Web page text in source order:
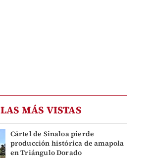
LAS MÁS VISTAS
Cártel de Sinaloa pierde
producción histórica de amapola
en Triángulo Dorado